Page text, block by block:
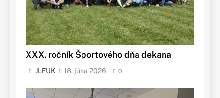
XXX. ročník Športového dňa dekana
JLFUK 18. júna 2026 0